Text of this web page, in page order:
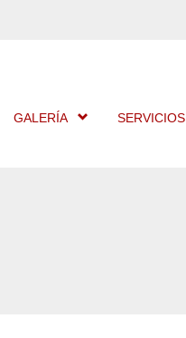
GALERÍA SERVICIOS